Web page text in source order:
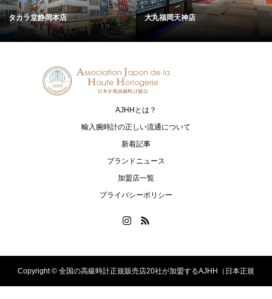
タカラ堂静岡本店 大丸福岡天神店
AJHHとは？
輸入腕時計の正しい流通について
新着記事
ブランドニュース
加盟店一覧
プライバシーポリシー
Copyright © 全国の高級時計正規販売店20社が加盟するAJHH（日本正規